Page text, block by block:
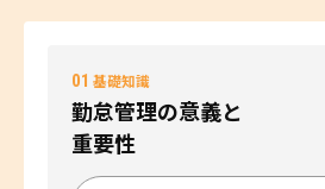
01 基礎知識
勤怠管理の意義と
重要性